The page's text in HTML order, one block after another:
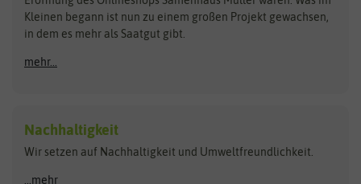
Anzucht & Gartenzubehör
Anzuchtschalen
Heizmatte & Heizkabel
Kokos-Quelltabletten
Zimmergewächshaus
Bûten Birds
Carl Pabst
Flora Elite
Florissa
Flortis
Hortitops
Kleinen begann ist nun zu einem großen Projekt gewachsen,
in dem es mehr als Saatgut gibt.
mehr...
Nachhaltigkeit
Wir setzen auf Nachhaltigkeit und Umweltfreundlichkeit.
...mehr